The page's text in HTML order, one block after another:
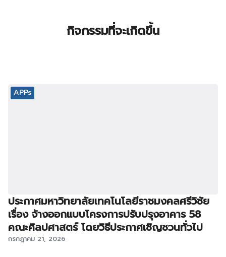
กิจกรรมที่จะเกิดขึ้น
APPs
ประกาศมหาวิทยาลัยเทคโนโลยีราชมงคลศรีวิชัย
เรื่อง จ้างออกแบบโครงการปรับปรุงอาคาร 58
คณะศิลปศาสตร์ โดยวิธีประกาศเชิญชวนทั่วไป
กรกฎาคม 21, 2026